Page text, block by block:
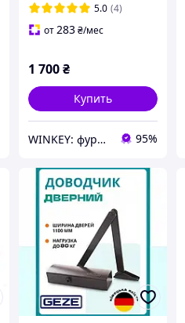
5.0 (4)
от 283 ₴/мес
1 700 ₴
Купить
WINKEY: фурнитура для окон и дверей 95%